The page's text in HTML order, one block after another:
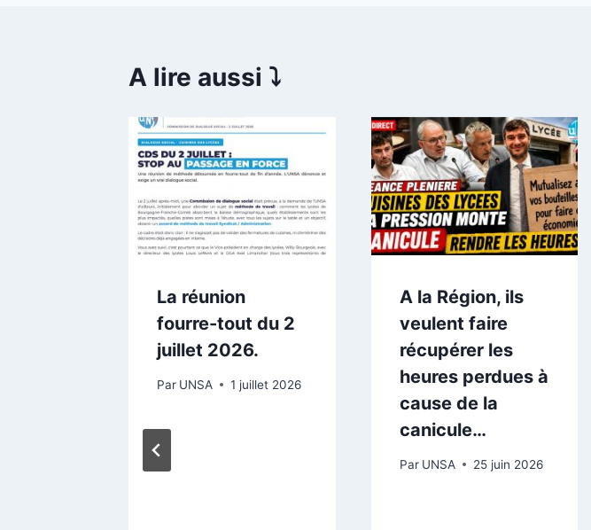
A lire aussi ⤵️
La réunion
fourre-tout du 2
juillet 2026.
Par UNSA 1 juillet 2026
A la Région, ils
veulent faire
récupérer les
heures perdues à
cause de la
canicule…
Par UNSA 25 juin 2026